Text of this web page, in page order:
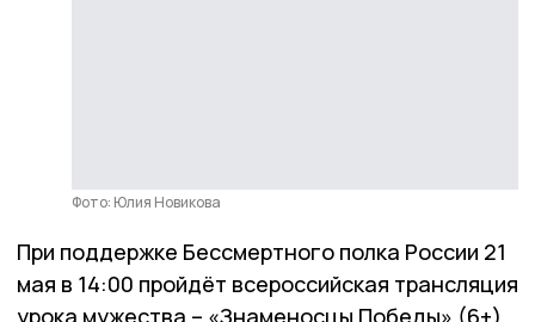
Фото: Юлия Новикова
При поддержке Бессмертного полка России 21
мая в 14:00 пройдёт всероссийская трансляция